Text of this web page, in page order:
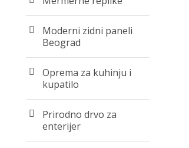
Moderni zidni paneli
Beograd
Oprema za kuhinju i
kupatilo
Prirodno drvo za
enterijer